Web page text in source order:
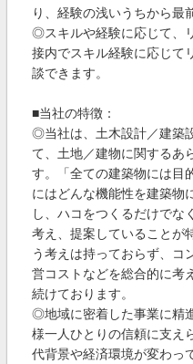
り、経験の浅いうちから最
◎スキルや経験に応じて、
接内でスキル経験に応じて
談できます。
■当社の特徴：
◎当社は、土木設計／建築
て、土地／建物に関するあ
す。「全ての建築物には目
にはどんな機能性を建築物
し、ハコをつくるだけでな
考え、提案していることが
う考えは持っておらず、コ
営コストなどを総合的に考
続けております。
◎地域に密着した事業に精
様一人ひとりの信頼に支え
代背景や経済環境が変わっ